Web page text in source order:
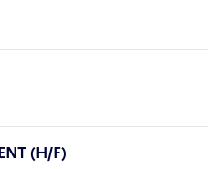
(H/F)